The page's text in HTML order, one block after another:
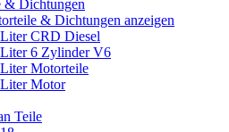
& Dichtungen
& Dichtungen anzeigen
CRD Diesel
6 Zylinder V6
Motorteile
Motor
Teile